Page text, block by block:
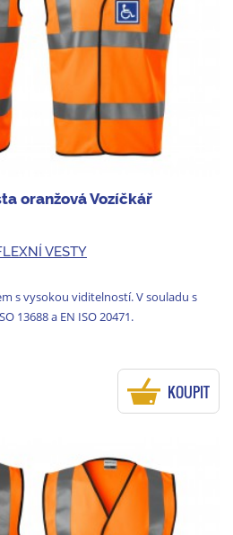
oranžová Vozíčkář
VESTY
s vysokou viditelností. V souladu s
13688 a EN ISO 20471.
KOUPIT